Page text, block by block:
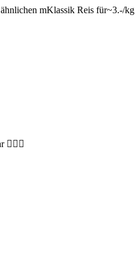
mKlassik Reis für~3.-/kg